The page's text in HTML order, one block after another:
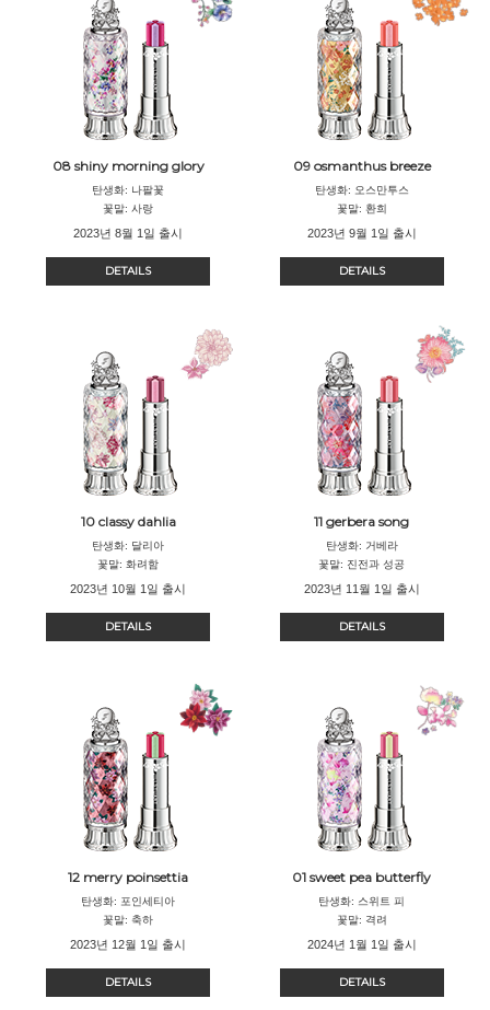
08 shiny morning glory
탄생화: 나팔꽃
꽃말: 사랑
2023년 8월 1일 출시
DETAILS
09 osmanthus breeze
탄생화: 오스만투스
꽃말: 환희
2023년 9월 1일 출시
DETAILS
10 classy dahlia
탄생화: 달리아
꽃말: 화려함
2023년 10월 1일 출시
DETAILS
11 gerbera song
탄생화: 거베라
꽃말: 진전과 성공
2023년 11월 1일 출시
DETAILS
12 merry poinsettia
탄생화: 포인세티아
꽃말: 축하
2023년 12월 1일 출시
DETAILS
01 sweet pea butterfly
탄생화: 스위트 피
꽃말: 격려
2024년 1월 1일 출시
DETAILS